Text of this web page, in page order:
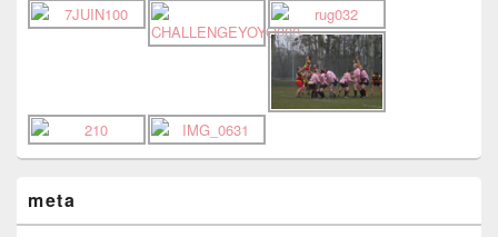
meta